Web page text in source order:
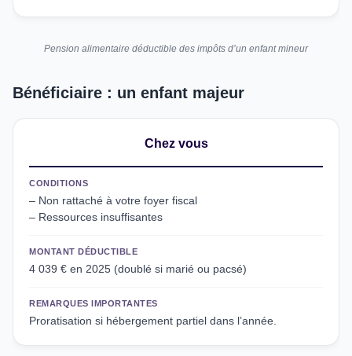
Pension alimentaire déductible des impôts d’un enfant mineur
Bénéficiaire : un enfant majeur
Chez vous
CONDITIONS
– Non rattaché à votre foyer fiscal
– Ressources insuffisantes
MONTANT DÉDUCTIBLE
4 039 € en 2025 (doublé si marié ou pacsé)
REMARQUES IMPORTANTES
Proratisation si hébergement partiel dans l’année.